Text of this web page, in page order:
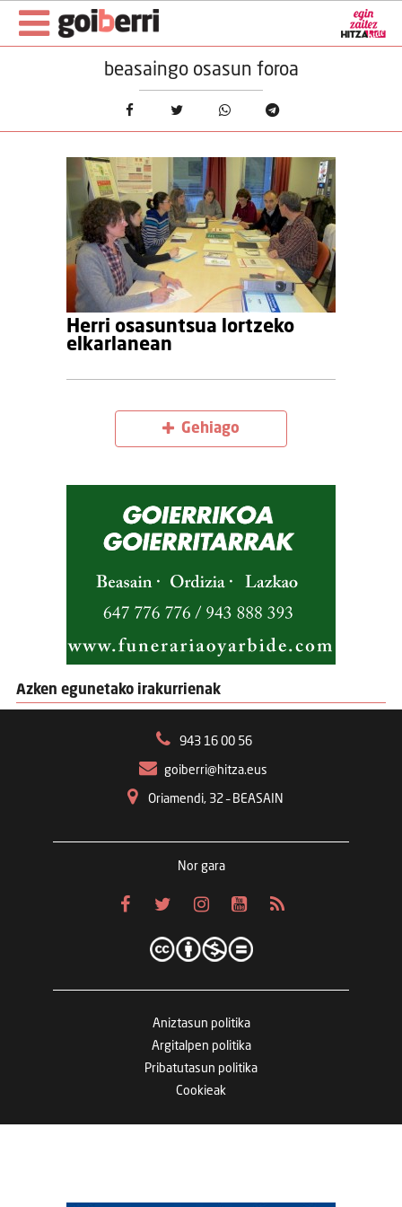
beasaingo osasun foroa
Herri osasuntsua lortzeko
elkarlanean
Gehiago
Azken egunetako irakurrienak
943 16 00 56
goiberri@hitza.eus
Oriamendi, 32 – BEASAIN
Nor gara
Aniztasun politika
Argitalpen politika
Pribatutasun politika
Cookieak